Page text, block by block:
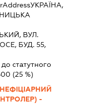
УКРАЇНА,
ВУЛ.
БУД. 55,
статутного
(25 %)
-